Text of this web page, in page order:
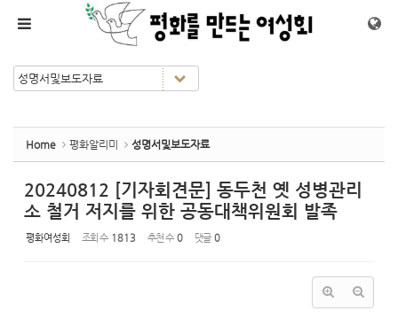
Home 평화알리미 성명서및보도자료
20240812 [기자회견문] 동두천 옛 성병관리
소 철거 저지를 위한 공동대책위원회 발족
평화여성회 조회 수 1813 추천 수 0 댓글 0